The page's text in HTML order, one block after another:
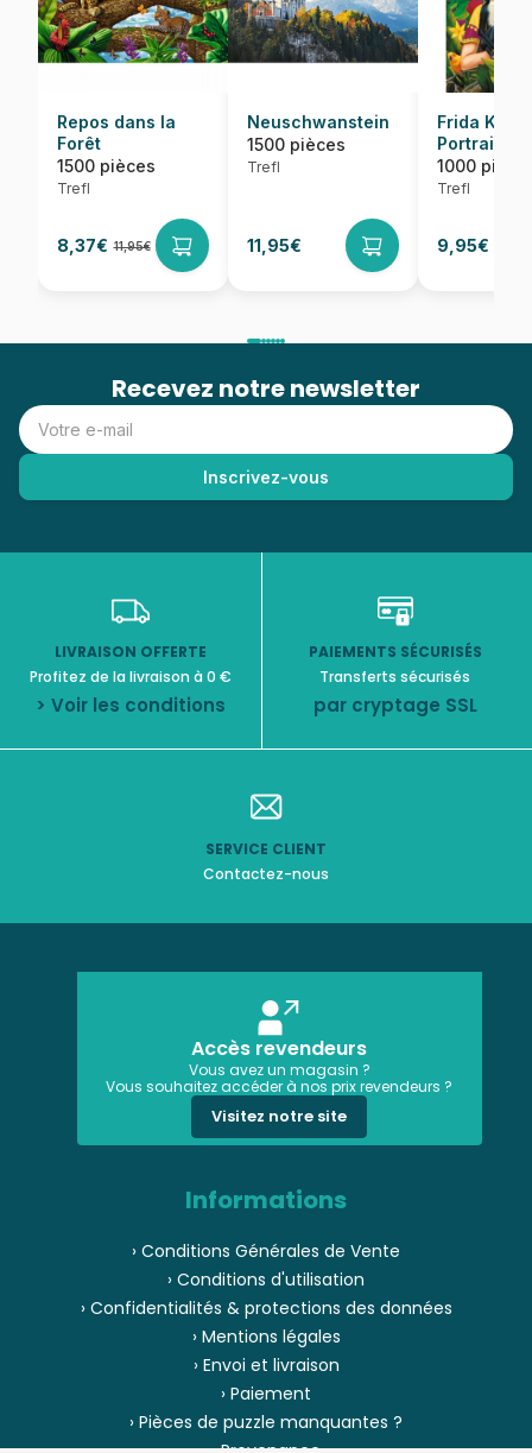
Repos dans la
Forêt
1500 pièces
Trefl
8,37€ 11,95€
Neuschwanstein
1500 pièces
Trefl
11,95€
Frida
Portrait de
Jungle
1000
Trefl
9,95€
Recevez notre newsletter
LIVRAISON OFFERTE
Profitez de la livraison à 0 €
> Voir les conditions
PAIEMENTS SÉCURISÉS
Transferts sécurisés
par cryptage SSL
SERVICE CLIENT
Contactez-nous
Accès revendeurs
Vous avez un magasin ?
Vous souhaitez accéder à nos prix revendeurs ?
Visitez notre site
Informations
› Conditions Générales de Vente
› Conditions d'utilisation
› Confidentialités & protections des données
› Mentions légales
› Envoi et livraison
› Paiement
› Pièces de puzzle manquantes ?